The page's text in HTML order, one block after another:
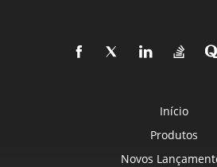
Início
Produtos
Novos